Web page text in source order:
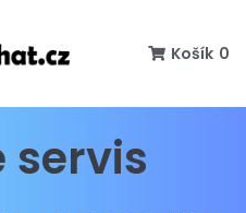
Košík 0
servis